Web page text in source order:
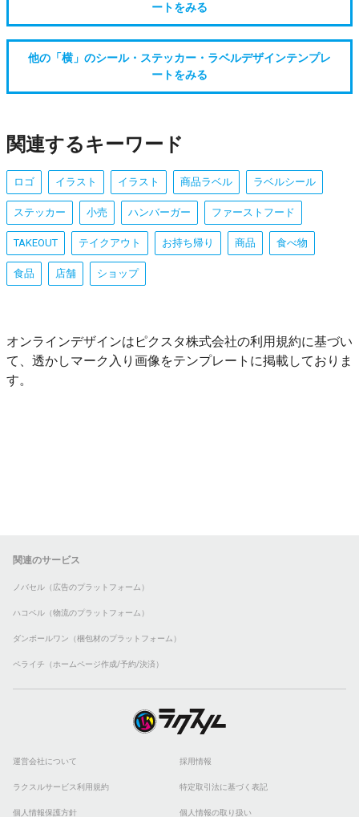
ートをみる
他の「横」のシール・ステッカー・ラベルデザインテンプレ
ートをみる
関連するキーワード
ロゴ イラスト イラスト 商品ラベル ラベルシール
ステッカー 小売 ハンバーガー ファーストフード
TAKEOUT テイクアウト お持ち帰り 商品 食べ物
食品 店舗 ショップ
オンラインデザインはピクスタ株式会社の利用規約に基づい
て、透かしマーク入り画像をテンプレートに掲載しておりま
す。
関連のサービス
ノバセル（広告のプラットフォーム）
ハコベル（物流のプラットフォーム）
ダンボールワン（梱包材のプラットフォーム）
ペライチ（ホームページ作成/予約/決済）
運営会社について 採用情報
ラクスルサービス利用規約 特定取引法に基づく表記
個人情報保護方針 個人情報の取り扱い